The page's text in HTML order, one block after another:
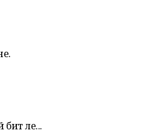
әле...